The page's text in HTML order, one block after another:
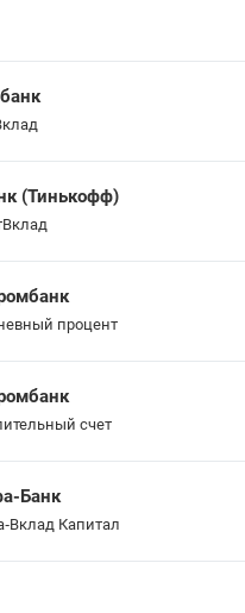
(Тинькофф)
процент
счет
Банк
Капитал